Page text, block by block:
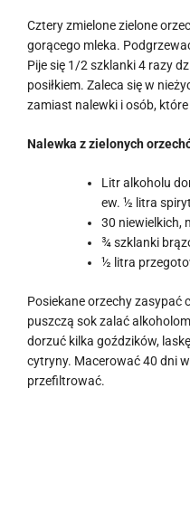
Cztery zmielone zielone
gorącego mleka.
Pije się 1/2 szklanki 4 razy
posiłkiem. Zaleca się w
zamiast nalewki i osób,
Nalewka z zielonych
Litr alkoholu
ew. ½ litra
30 niewielkich,
¾ szklanki
½ litra
Posiekane orzechy zasypać
puszczą sok zalać
dorzuć kilka goździków,
cytryny. Macerować 40 dni
przefiltrować.